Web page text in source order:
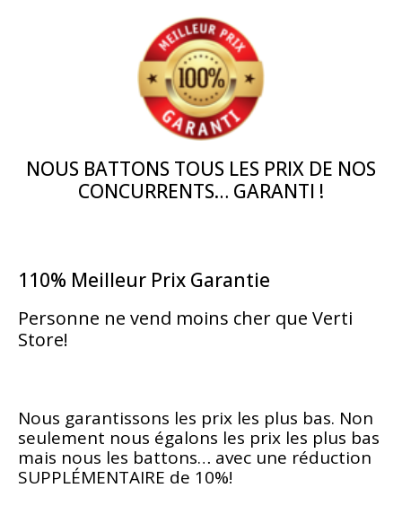
NOUS BATTONS TOUS LES PRIX DE NOS
CONCURRENTS… GARANTI !
110% Meilleur Prix Garantie
Personne ne vend moins cher que Verti
Store!
Nous garantissons les prix les plus bas. Non
seulement nous égalons les prix les plus bas
mais nous les battons… avec une réduction
SUPPLÉMENTAIRE de 10%!